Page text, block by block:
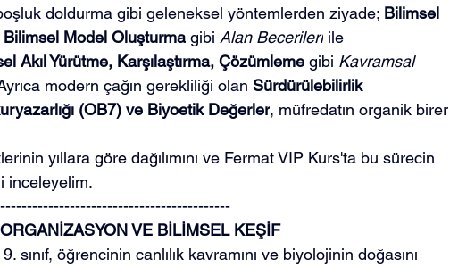
doldurma gibi geleneksel yöntemlerden ziyade; Bilimsel
Model Oluşturma gibi Alan Becerileri ile
Akıl Yürütme, Karşılaştırma, Çözümleme gibi Kavramsal
modern çağın gerekliliği olan Sürdürülebilirlik
(OB7) ve Biyoetik Değerler, müfredatın organik birer
yıllara göre dağılımını ve Fermat VIP Kurs'ta bu sürecin
inceleyelim.
VE BİLİMSEL KEŞİF
9. sınıf, öğrencinin canlılık kavramını ve biyolojinin doğasını